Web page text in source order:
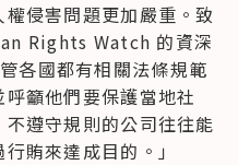
侵害問題更加嚴重。致
Rights Watch 的資深
各國都有相關法條規範
籲他們要保護當地社
遵守規則的公司往往能
賄來達成目的。」